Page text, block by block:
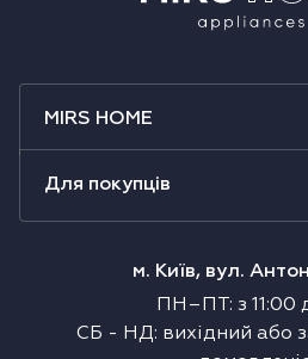
MIRS HOME
Для покупців
м. Київ, вул.
ПН–ПТ : з 11:00
СБ - НД: вихідний або